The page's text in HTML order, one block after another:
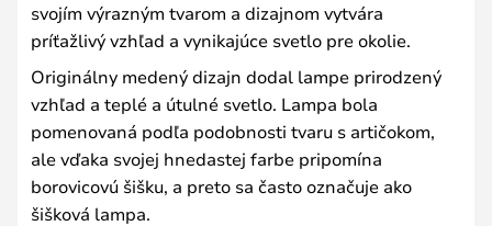
svojím výrazným tvarom a dizajnom vytvára
príťažlivý vzhľad a vynikajúce svetlo pre okolie.
Originálny medený dizajn dodal lampe prirodzený
vzhľad a teplé a útulné svetlo. Lampa bola
pomenovaná podľa podobnosti tvaru s artičokom,
ale vďaka svojej hnedastej farbe pripomína
borovicovú šišku, a preto sa často označuje ako
šišková lampa.